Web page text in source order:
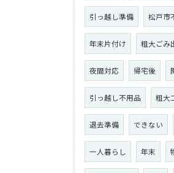
引っ越し準備 松戸市
年末片付け 粗大ごみ
夜間対応 帰宅後
引っ越し不用品 粗大
退去準備 できない
一人暮らし 年末